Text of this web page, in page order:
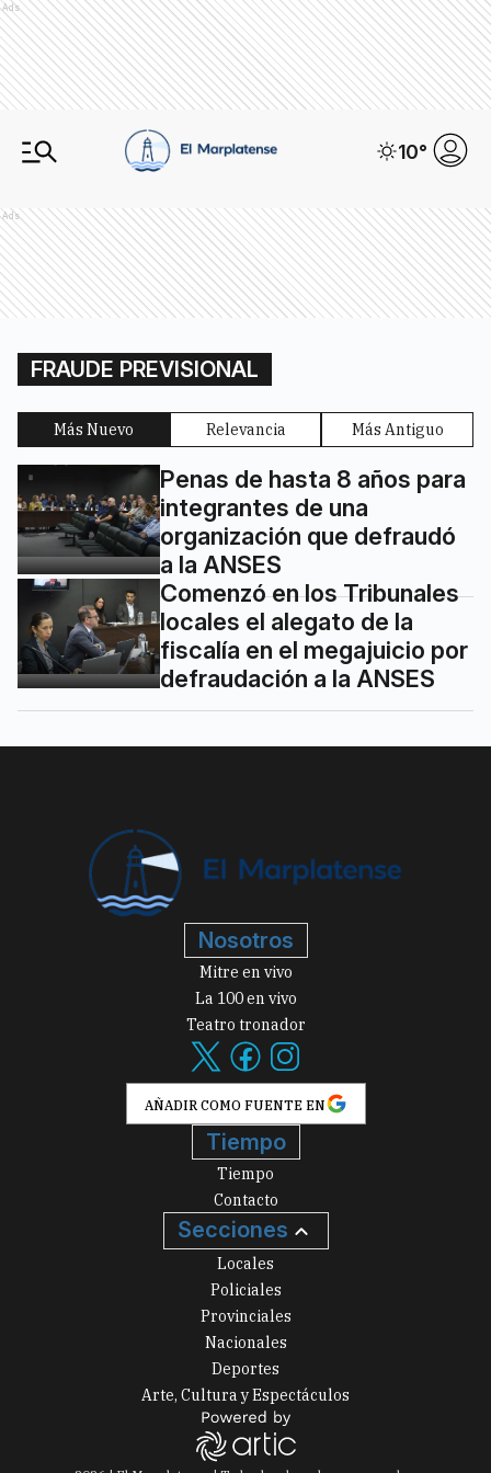
Ads
10°
Ads
FRAUDE PREVISIONAL
Más Nuevo Relevancia Más Antiguo
Penas de hasta 8 años para
integrantes de una
organización que defraudó
a la ANSES
Comenzó en los Tribunales
locales el alegato de la
fiscalía en el megajuicio por
defraudación a la ANSES
Nosotros
Mitre en vivo
La 100 en vivo
Teatro tronador
AÑADIR COMO FUENTE EN
Tiempo
Tiempo
Contacto
Secciones
Locales
Policiales
Provinciales
Nacionales
Deportes
Arte, Cultura y Espectáculos